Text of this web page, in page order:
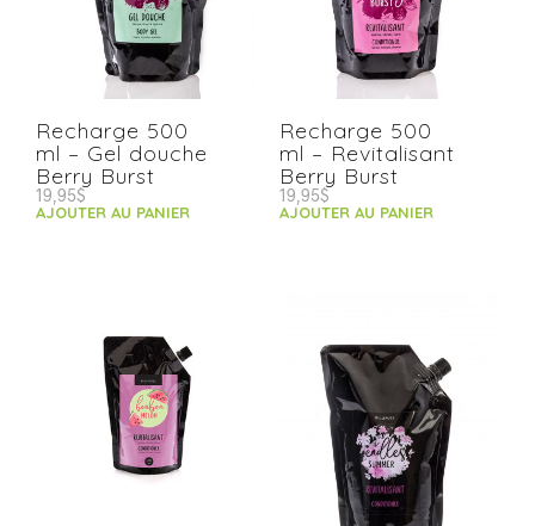
Recharge 500
ml – Gel douche
Berry Burst
19,95$
AJOUTER AU PANIER
Recharge 500
ml – Revitalisant
Berry Burst
19,95$
AJOUTER AU PANIER